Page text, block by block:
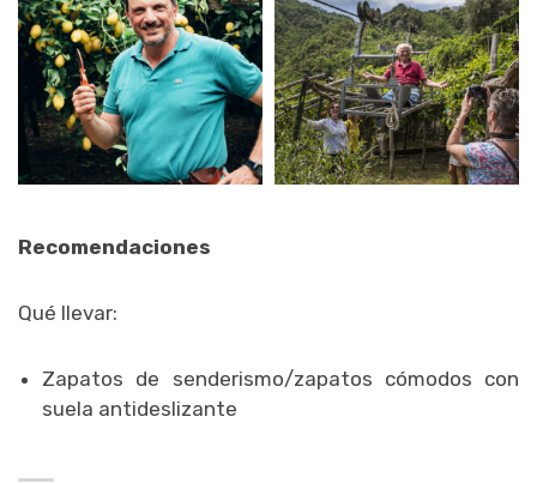
Recomendaciones
Qué llevar:
Zapatos de senderismo/zapatos cómodos con
suela antideslizante